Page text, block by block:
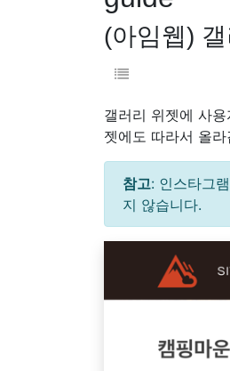
(아임웹)
갤러리 위젯에 사
젯에도 따라서 올라
참고: 인스타그
지 않습니다.